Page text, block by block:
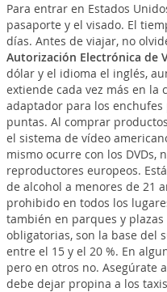
Para entrar en Estados
pasaporte y el visado. El
días. Antes de viajar, no
Autorización Electrónica de
dólar y el idioma el inglés,
extiende cada vez más en la
adaptador para los enchufes
puntas. Al comprar
el sistema de vídeo
mismo ocurre con los DVDs,
reproductores europeos.
de alcohol a menores de 21
prohibido en todos los
también en parques y
obligatorias, son la base del
entre el 15 y el 20 %. En
pero en otros no. Asegúrate
debe dejar propina a los